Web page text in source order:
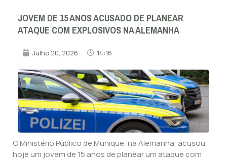
JOVEM DE 15 ANOS ACUSADO DE PLANEAR
ATAQUE COM EXPLOSIVOS NA ALEMANHA
Julho 20, 2026 14:16
O Ministério Público de Munique, na Alemanha, acusou
hoje um jovem de 15 anos de planear um ataque com